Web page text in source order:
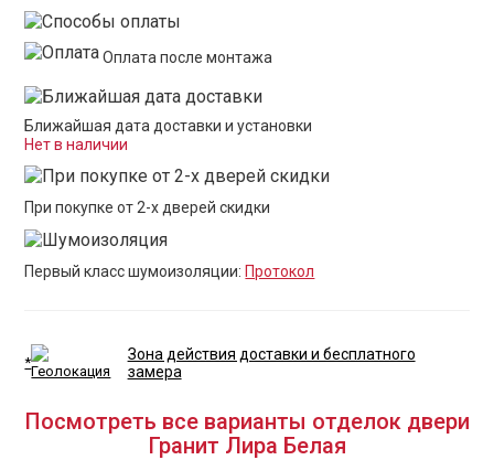
Оплата после монтажа
Ближайшая дата доставки и установки
Нет в наличии
При покупке от 2-х дверей скидки
Первый класс шумоизоляции: Протокол
*
Зона действия доставки и бесплатного
замера
Посмотреть все варианты отделок двери
Гранит Лира Белая